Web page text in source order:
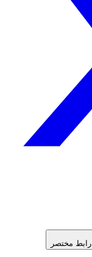
رابط مختصر